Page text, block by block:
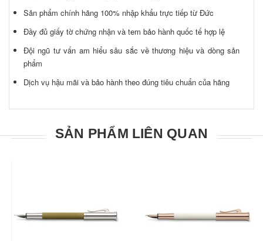
Sản phẩm chính hãng 100% nhập khẩu trực tiếp từ Đức
Đầy đủ giấy tờ chứng nhận và tem bảo hành quốc tế hợp lệ
Đội ngũ tư vấn am hiểu sâu sắc về thương hiệu và dòng sản
phẩm
Dịch vụ hậu mãi và bảo hành theo đúng tiêu chuẩn của hãng
SẢN PHẨM LIÊN QUAN